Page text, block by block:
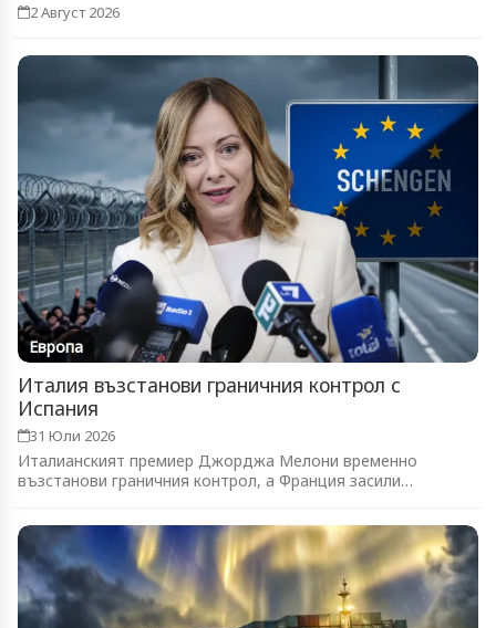
2 Август 2026
Европа
Италия възстанови граничния контрол с
Испания
31 Юли 2026
Италианският премиер Джорджа Мелони временно
възстанови граничния контрол, а Франция засили